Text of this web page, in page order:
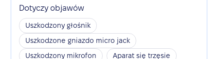
Dotyczy objawów
Uszkodzony głośnik
Uszkodzone gniazdo micro jack
Uszkodzony mikrofon
Aparat się trzęsie